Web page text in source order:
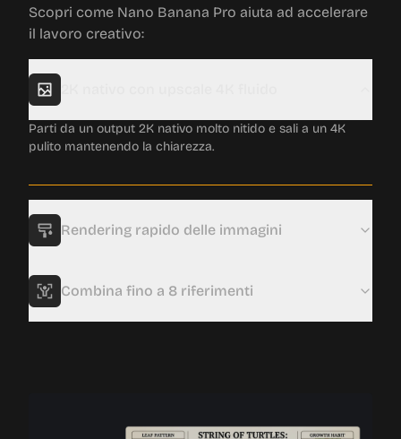
Scopri come Nano Banana Pro aiuta ad accelerare
il lavoro creativo:
Parti da un output 2K nativo molto nitido e sali a un 4K
pulito mantenendo la chiarezza.
Rendering rapido delle immagini
Combina fino a 8 riferimenti